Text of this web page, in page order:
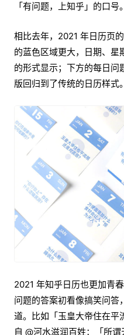
「有问题，上知乎」的口号。
相比去年，2021 年日历页
的蓝色区域更大，日期、星
的形式显示；下方的每日问
版回归到了传统的日历样式。
2021 年知乎日历也更加青
问题的答案初看像搞笑问答
道。比如「玉皇大帝住在平
自 @河水滋润百姓：「所